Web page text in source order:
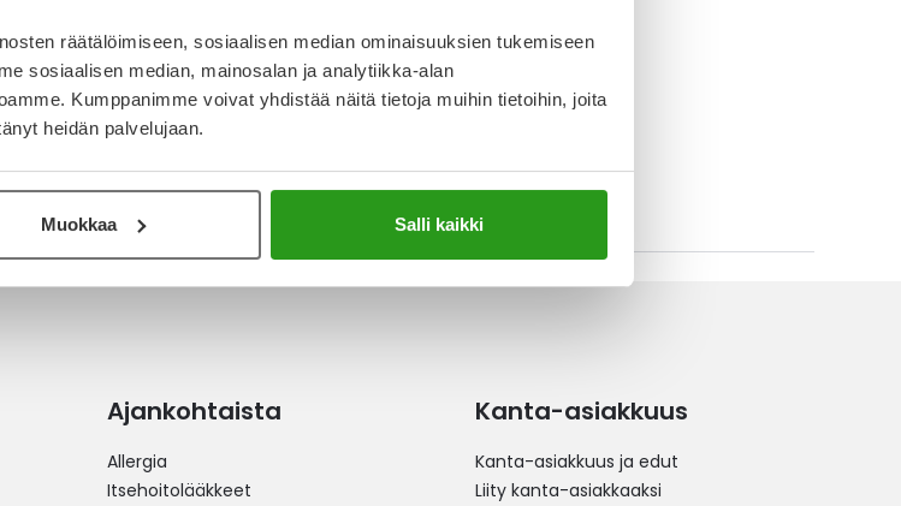
räätälöimiseen, sosiaalisen median ominaisuuksien tukemiseen
sosiaalisen median, mainosalan ja analytiikka-alan
Kumppanimme voivat yhdistää näitä tietoja muihin tietoihin, joita
heidän palvelujaan.
Muokkaa Salli kaikki
Ajankohtaista
Allergia
Itsehoitolääkkeet
Kanta-asiakkuus
Kanta-asiakkuus ja edut
Liity kanta-asiakkaaksi